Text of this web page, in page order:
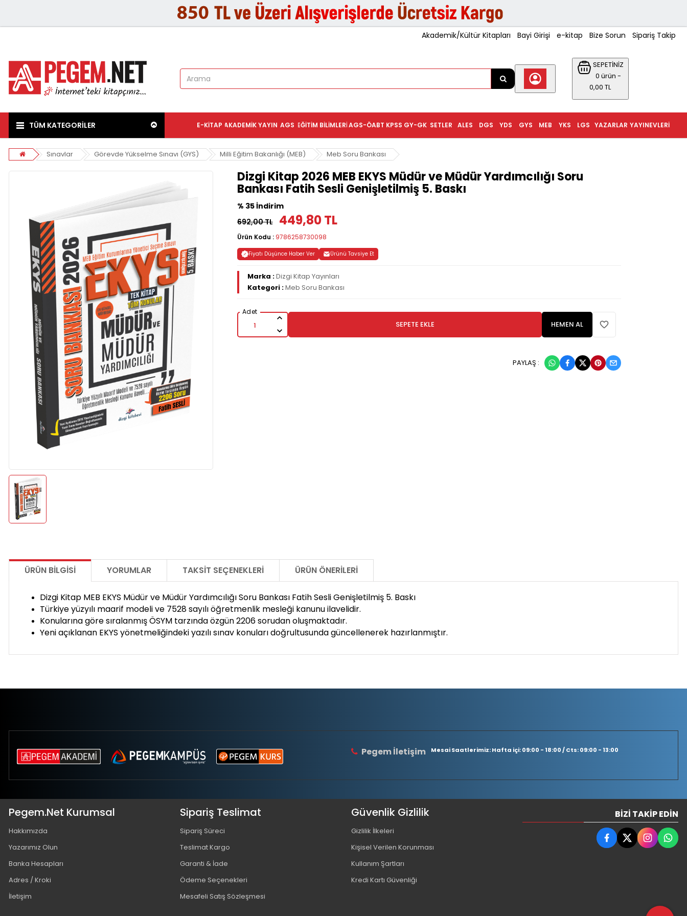
Akademik/Kültür Kitapları Bayi Girişi e-kitap Bize Sorun Sipariş Takip
SEPETİNİZ
0 ürün -
0,00 TL
TÜM KATEGORİLER YAYINEVLERI
YAZARLAR
LGS
YKS
MEB
GYS
YDS
DGS
ALES
SETLER
KPSS GY-GK
AGS-ÖABT
EĞITIM BILIMLERI
AGS
AKADEMIK YAYIN
E-KITAP
Sınavlar Görevde Yükselme Sınavı (GYS) Milli Eğitim Bakanlığı (MEB) Meb Soru Bankası
Dizgi Kitap 2026 MEB EKYS Müdür ve Müdür Yardımcılığı Soru
Bankası Fatih Sesli Genişletilmiş 5. Baskı
% 35 İndirim
692,00 TL
449,80 TL
Ürün Kodu : 9786258730098
Fiyatı Düşünce Haber Ver Ürünü Tavsiye Et
Marka :Dizgi Kitap Yayınları
Kategori :Meb Soru Bankası
SEPETE EKLE HEMEN AL
PAYLAŞ :
ÜRÜN BILGISI YORUMLAR TAKSIT SEÇENEKLERI ÜRÜN ÖNERILERI
Dizgi Kitap MEB EKYS Müdür ve Müdür Yardımcılığı Soru Bankası Fatih Sesli Genişletilmiş 5. Baskı
Türkiye yüzyılı maarif modeli ve 7528 sayılı öğretmenlik mesleği kanunu ilavelidir.
Konularına göre sıralanmış ÖSYM tarzında özgün 2206 sorudan oluşmaktadır.
Yeni açıklanan EKYS yönetmeliğindeki yazılı sınav konuları doğrultusunda güncellenerek hazırlanmıştır.
Pegem İletişim Mesai Saatlerimiz: Hafta içi: 09:00 - 18:00 / Cts: 09:00 - 13:00
Pegem.Net Kurumsal
Hakkımızda
Yazarımız Olun
Banka Hesapları
Adres / Kroki
İletişim
Sipariş Teslimat
Sipariş Süreci
Teslimat Kargo
Garanti & İade
Ödeme Seçenekleri
Mesafeli Satış Sözleşmesi
Güvenlik Gizlilik
Gizlilik İlkeleri
Kişisel Verilen Korunması
Kullanım Şartları
Kredi Kartı Güvenliği
BIZI TAKIP EDIN